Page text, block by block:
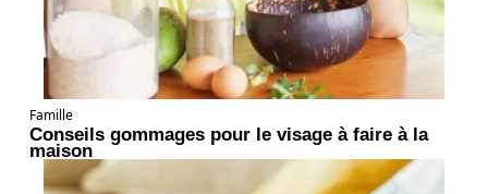
Famille
Conseils gommages pour le visage à faire à la
maison